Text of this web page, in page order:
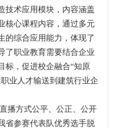
技术应用模块，内容涵盖
核心课程内容，通过多元
的综合应用能力，体现了
了职业教育需要结合企业
标，促进校企融合“知原
业人才输送到建筑行业企
播方式公平、公正、公开
省参赛代表队优秀选手脱